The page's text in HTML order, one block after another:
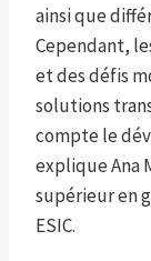
ainsi que
Cependant,
et des défis
solutions
compte le
explique Ana
supérieur en
ESIC.